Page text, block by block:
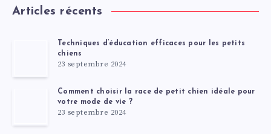
Articles récents
Techniques d’éducation efficaces pour les petits
chiens
23 septembre 2024
Comment choisir la race de petit chien idéale pour
votre mode de vie ?
23 septembre 2024